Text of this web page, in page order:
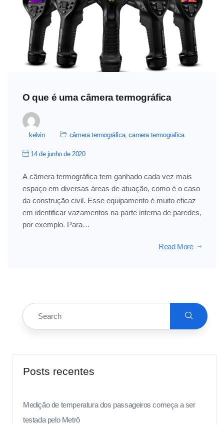
O que é uma câmera termográfica
kelvin câmera termográfica,camera termografica
14 de junho de 2020
A câmera termográfica tem ganhado cada vez mais
espaço em diversas áreas de atuação, como é o caso
da construção civil. Esse equipamento é muito eficaz
em identificar vazamentos na parte interna de paredes,
por exemplo. Para…
Read More
Posts recentes
Medição de temperatura dos passageiros começa a ser
testada pelo Metrô